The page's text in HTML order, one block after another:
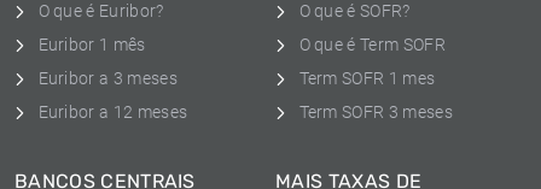
O que é Euribor?
Euribor 1 mês
Euribor a 3 meses
Euribor a 12 meses
O que é SOFR?
O que é Term SOFR
Term SOFR 1 mes
Term SOFR 3 meses
BANCOS CENTRAIS
MAIS TAXAS DE